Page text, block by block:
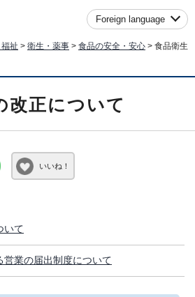
Foreign language
祉 > 衛生・薬事 > 食品の安全・安心 > 食品衛生
改正について
いいね！
いて
営業の届出制度について